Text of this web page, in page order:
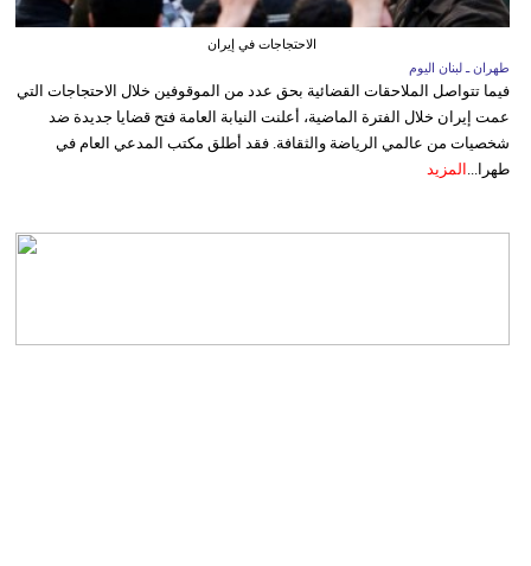
الاحتجاجات في إيران
طهران ـ لبنان اليوم
فيما تتواصل الملاحقات القضائية بحق عدد من الموقوفين خلال الاحتجاجات التي
عمت إيران خلال الفترة الماضية، أعلنت النيابة العامة فتح قضايا جديدة ضد
شخصيات من عالمي الرياضة والثقافة. فقد أطلق مكتب المدعي العام في
طهرا... المزيد